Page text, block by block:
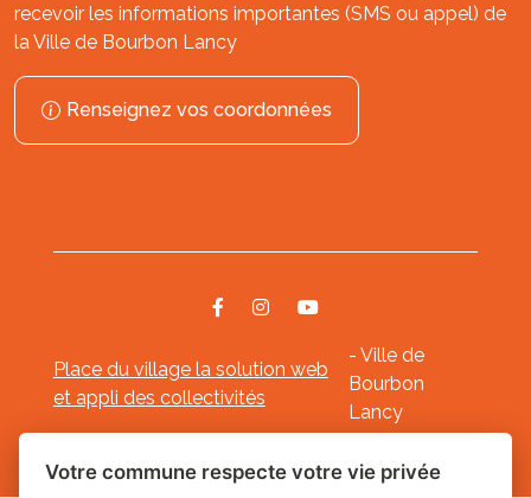
recevoir les informations importantes (SMS ou appel) de
la Ville de Bourbon Lancy
Renseignez vos coordonnées
Place du village la solution web
et appli des collectivités
- Ville de
Bourbon
Lancy
Mentions légales-- Gestion des cookies
Votre commune respecte votre vie privée